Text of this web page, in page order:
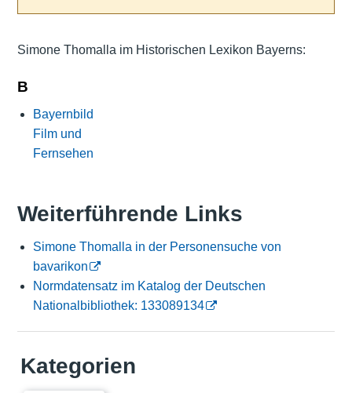
Simone Thomalla im Historischen Lexikon Bayerns:
B
Bayernbild
Film und
Fernsehen
Weiterführende Links
Simone Thomalla in der Personensuche von
bavarikon
Normdatensatz im Katalog der Deutschen
Nationalbibliothek: 133089134
Kategorien